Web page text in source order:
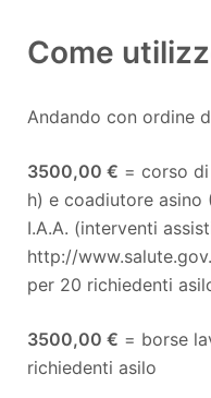
Come
Andando con ordine
3500,00 € = corso
h) e coadiutore asino
I.A.A. (interventi
http://
per 20 richiedenti
3500,00 € = borse
richiedenti asilo